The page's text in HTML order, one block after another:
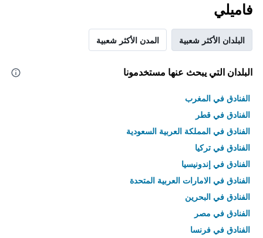
فاميلي
البلدان الأكثر شعبية المدن الأكثر شعبية
البلدان التي يبحث عنها مستخدمونا
الفنادق في المغرب
الفنادق في قطر
الفنادق في المملكة العربية السعودية
الفنادق في تركيا
الفنادق في إندونيسيا
الفنادق في الامارات العربية المتحدة
الفنادق في البحرين
الفنادق في مصر
الفنادق في فرنسا